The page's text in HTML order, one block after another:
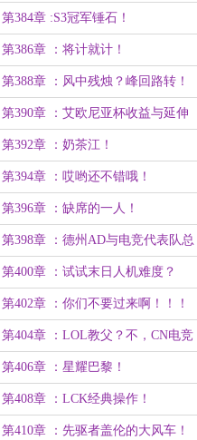
再上一层楼！
第384章 :S3冠军锤石！
第386章 ：将计就计！
第388章 ：风中残烛？峰回路转！
第390章 ：艾欧尼亚杯收益与延伸
产品！
第392章 ：奶茶江！
第394章 ：哎哟还不错哦！
第396章 ：缺席的一人！
第398章 ：德州AD与电竞代表队总
负责人
第400章 ：试试末日人机难度？
第402章 ：你们不要过来啊！！！
第404章 ：LOL教父？不，CN电竞
教父！
第406章 ：星耀巴黎！
第408章 ：LCK经典操作！
第410章 ：先驱者盖伦的大风车！